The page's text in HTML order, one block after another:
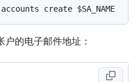
的电子邮件地址：